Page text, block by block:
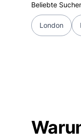
Beliebte
London